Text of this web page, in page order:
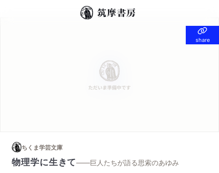
share
share
ちくま学芸文庫
物理学に生きて——巨人たちが語る思索のあゆみ